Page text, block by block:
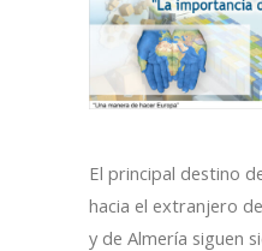
El principal destino
hacia el extranjero
y de Almería siguen